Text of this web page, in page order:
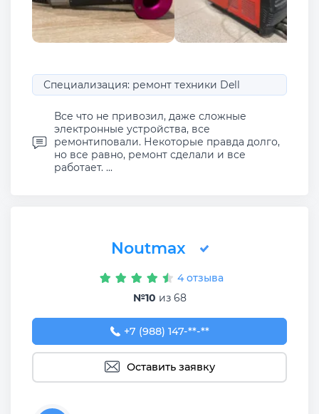
Специализация: ремонт техники Dell
Все что не привозил, даже сложные
электронные устройства, все
ремонтиповали. Некоторые правда долго,
но все равно, ремонт сделали и все
работает. ...
Noutmax
4 отзыва
№10 из 68
+7 (988) 147-23-76
+7 (988) 147-**-**
Оставить заявку